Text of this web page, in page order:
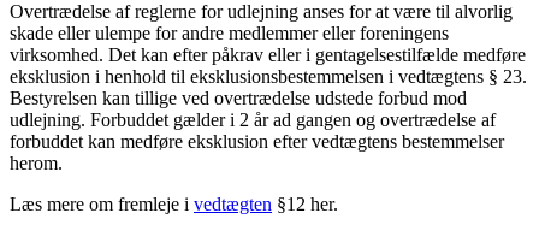
Overtrædelse af reglerne for udlejning anses for at være til alvorlig
skade eller ulempe for andre medlemmer eller foreningens
virksomhed. Det kan efter påkrav eller i gentagelsestilfælde medføre
eksklusion i henhold til eksklusionsbestemmelsen i vedtægtens § 23.
Bestyrelsen kan tillige ved overtrædelse udstede forbud mod
udlejning. Forbuddet gælder i 2 år ad gangen og overtrædelse af
forbuddet kan medføre eksklusion efter vedtægtens bestemmelser
herom.
Læs mere om fremleje i vedtægten §12 her.